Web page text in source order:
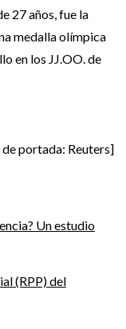
27 años, fue la
medalla olímpica
en los JJ.OO. de
portada: Reuters]
Un estudio
(RPP) del